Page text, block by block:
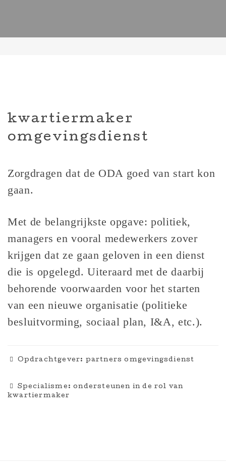
kwartiermaker
omgevingsdienst
Zorgdragen dat de ODA goed van start kon
gaan.
Met de belangrijkste opgave: politiek,
managers en vooral medewerkers zover
krijgen dat ze gaan geloven in een dienst
die is opgelegd. Uiteraard met de daarbij
behorende voorwaarden voor het starten
van een nieuwe organisatie (politieke
besluitvorming, sociaal plan, I&A, etc.).
Opdrachtgever: partners omgevingsdienst
Specialisme: ondersteunen in de rol van
kwartiermaker